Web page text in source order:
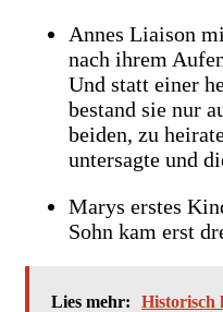
Annes Liaison
nach ihrem
Und statt einer
bestand sie nur
beiden, zu
untersagte und
Marys erstes
Sohn kam erst
Lies mehr:
Historisch